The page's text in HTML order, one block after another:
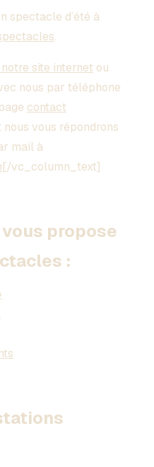
spectacle d’été à
.
site internet ou
nous par téléphone
contact
nous vous répondrons
mail à
[/vc_column_text]
vous propose
: